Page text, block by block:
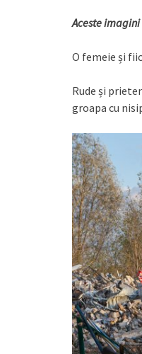
Aceste
O femeie și
Rude și
groapa cu